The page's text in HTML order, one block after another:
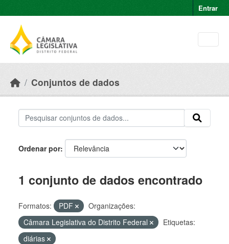
Entrar
Conjuntos de dados
Ordenar por
1 conjunto de dados encontrado
Formatos: PDF
Organizações:
Câmara Legislativa do Distrito Federal
Etiquetas:
diárias